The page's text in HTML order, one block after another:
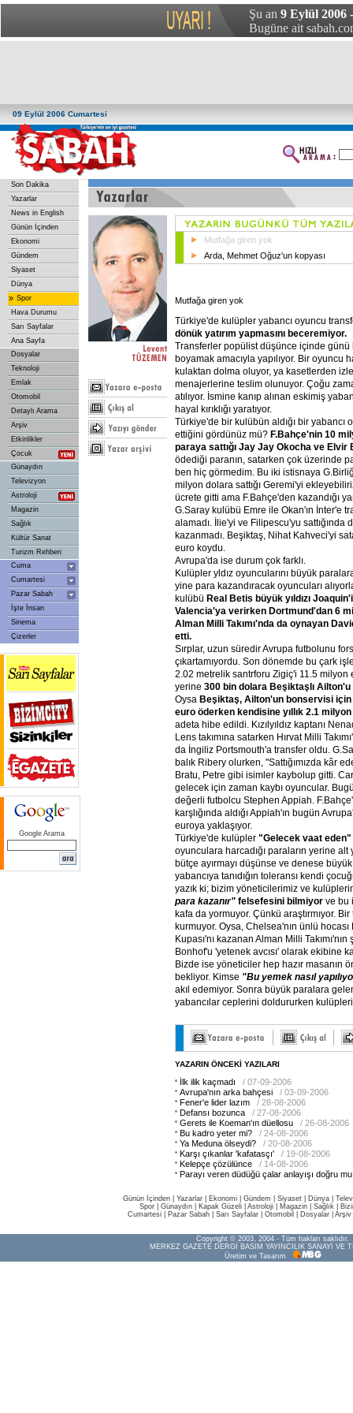
Şu an 9 Eylül 2006
Bugüne ait
09 Eylül 2006 Cumartesi
Son Dakika
Yazarlar
News in English
Günün İçinden
Ekonomi
Gündem
Siyaset
Dünya
» Spor
Hava Durumu
Sarı Sayfalar
Ana Sayfa
Dosyalar
Teknoloji
Emlak
Otomobil
Detaylı Arama
Arşiv
Etkinlikler
Çocuk
Günaydın
Televizyon
Astroloji
Magazin
Sağlık
Kültür Sanat
Turizm Rehberi
Cuma
Cumartesi
Pazar Sabah
İşte İnsan
Sinema
Çizerler
Google Arama
Mutfağa giren yok
Arda, Mehmet Oğuz'un kopyası
Mutfağa giren yok
Türkiye'de kulüpler yabancı oyuncu
dönük yatırım yapmasını beceremiyor.
Transferler popülist düşünce içinde günü
boyamak amacıyla yapılıyor. Bir oyuncu
kulaktan dolma oluyor, ya kasetlerden
menajerlerine teslim olunuyor. Çoğu
atılıyor. İsmine kanıp alınan eskimiş
hayal kırıklığı yaratıyor.
Türkiye'de bir kulübün aldığı bir yabancı
ettiğini gördünüz mü? F.Bahçe'nin 10
paraya sattığı Jay Jay Okocha ve Elvir
ödediği paranın, satarken çok üzerinde
ben hiç görmedim. Bu iki istisnaya
milyon dolara sattığı Geremi'yi
ücrete gitti ama F.Bahçe'den kazandığı
G.Saray kulübü Emre ile Okan'ın İnter'e
alamadı. İlie'yi ve Filipescu'yu sattığında
kazanmadı. Beşiktaş, Nihat Kahveci'yi
euro koydu.
Avrupa'da ise durum çok farklı.
Kulüpler yldız oyuncularını büyük
yine para kazandıracak oyuncuları
kulübü Real Betis büyük yıldızı
Valencia'ya verirken Dortmund'dan 6
Alman Milli Takımı'nda da oynayan
etti.
Sırplar, uzun süredir Avrupa futbolunu
çıkartamıyordu. Son dönemde bu çark
2.02 metrelik santrforu Zigiç'i 11.5 milyon
yerine 300 bin dolara Beşiktaşlı Ailton'u
Oysa Beşiktaş, Ailton'un bonservisi
euro öderken kendisine yıllık 2.1
adeta hibe edildi. Kızılyıldız kaptanı
Lens takımına satarken Hırvat Milli
da İngiliz Portsmouth'a transfer oldu.
balık Ribery olurken, "Sattığımızda kâr
Bratu, Petre gibi isimler kaybolup gitti.
gelecek için zaman kaybı oyuncular.
değerli futbolcu Stephen Appiah.
karşlığında aldığı Appiah'ın bugün
euroya yaklaşıyor.
Türkiye'de kulüpler "Gelecek vaat eden"
oyunculara harcadığı paraların yerine alt
bütçe ayırmayı düşünse ve denese büyük
yabancıya tanıdığın toleransı kendi
yazık ki; bizim yöneticilerimiz ve
para kazanır" felsefesini bilmiyor ve bu
kafa da yormuyor. Çünkü araştırmıyor.
kurmuyor. Oysa, Chelsea'nın ünlü
Kupası'nı kazanan Alman Milli
Bonhof'u 'yetenek avcısı' olarak ekibine
Bizde ise yöneticiler hep hazır masanın
bekliyor. Kimse "Bu yemek nasıl
akıl edemiyor. Sonra büyük paralara
yabancılar ceplerini doldururken
YAZARIN ÖNCEKİ YAZILARI
İlk ilik kaçmadı
/ 07-09-2006
Avrupa'nın arka bahçesi
/ 03-09-2006
Fener'e lider lazım
/ 28-08-2006
Defansı bozunca
/ 27-08-2006
Gerets ile Koeman'ın düellosu
/ 26-08-2006
Bu kadro yeter mi?
/ 24-08-2006
Ya Meduna ölseydi?
/ 20-08-2006
Karşı çıkanlar 'kafatasçı'
/ 19-08-2006
Kelepçe çözülünce
/ 14-08-2006
Parayı veren düdüğü çalar anlayışı doğru
Günün İçinden Yazarlar Ekonomi Gündem Siyaset Dünya |
Spor
Günaydın Kapak Güzeli Astroloji Magazin Sağlık
Cumartesi
Pazar Sabah Sarı Sayfalar Otomobil Dosyalar Arşiv
Copyright © 2003, 2004 - Tüm hakları saklıdır.
MERKEZ GAZETE DERGİ BASIM YAYINCILIK SANAYİ VE
Üretim ve Tasarım